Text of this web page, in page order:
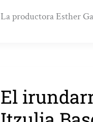
La productora Esther
El